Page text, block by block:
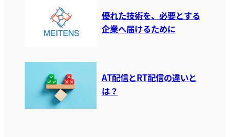
優れた技術を、必要とする
企業へ届けるために
AT配信とRT配信の違いと
は？